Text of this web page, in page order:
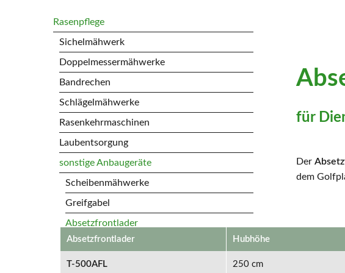
für
Der
dem
Absetzfrontlader Hubhöhe
T-500AFL 250 cm
Rasenpflege
Sichelmähwerk
Doppelmessermähwerke
Bandrechen
Schlägelmähwerke
Rasenkehrmaschinen
Laubentsorgung
sonstige Anbaugeräte
Scheibenmähwerke
Greifgabel
Absetzfrontlader
Auslegermäher